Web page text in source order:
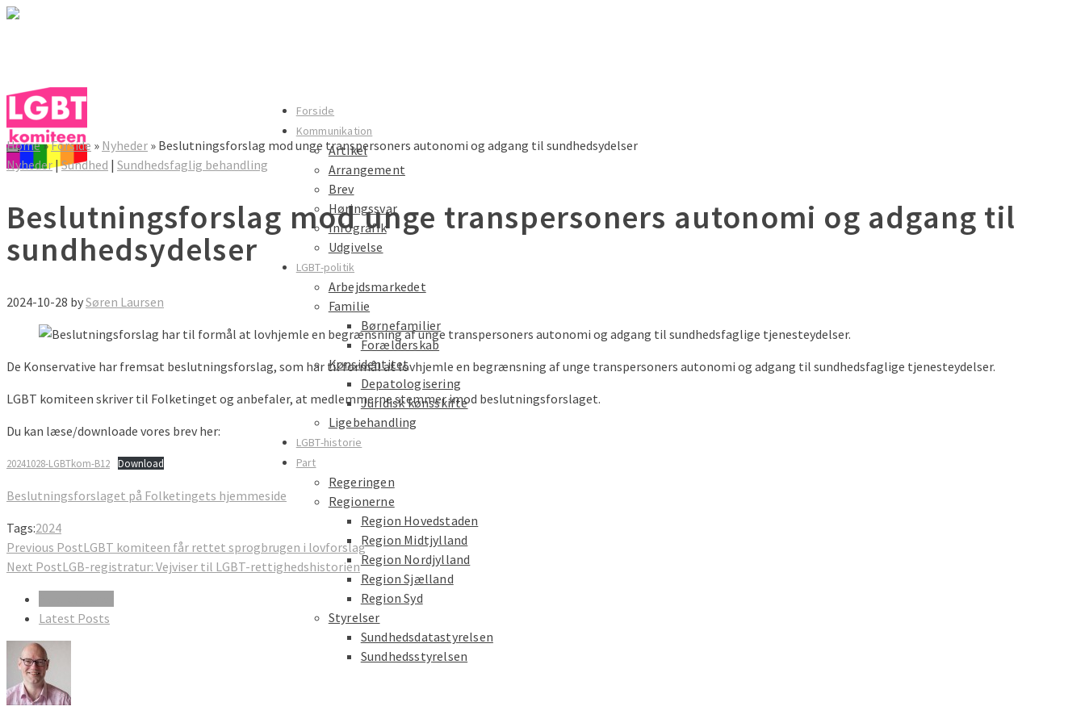
Forside
Kommunikation
Artikel
Arrangement
Brev
Høringssvar
Infografik
Udgivelse
LGBT-politik
Arbejdsmarkedet
Familie
Børnefamilier
Forælderskab
Kønsidentitet
Depatologisering
Juridisk kønsskifte
Ligebehandling
LGBT-historie
Part
Regeringen
Regionerne
Region Hovedstaden
Region Midtjylland
Region Nordjylland
Region Sjælland
Region Syd
Styrelser
Sundhedsdatastyrelsen
Sundhedsstyrelsen
LGBT komiteen
Home»Forside » Nyheder » Beslutningsforslag mod unge transpersoners autonomi og adgang til sundhedsydelser
Nyheder|Sundhed | Sundhedsfaglig behandling
Beslutningsforslag mod unge transpersoners autonomi og adgang til
sundhedsydelser
2024-10-28 bySøren Laursen
De Konservative har fremsat beslutningsforslag, som har til formål at lovhjemle en begrænsning af unge transpersoners autonomi og adgang til sundhedsfaglige tjenesteydelser.
LGBT komiteen skriver til Folketinget og anbefaler, at medlemmerne stemmer imod beslutningsforslaget.
Du kan læse/downloade vores brev her:
20241028-LGBTkom-B12 Download
Beslutningsforslaget på Folketingets hjemmeside
Tags:2024
Previous PostLGBT komiteen får rettet sprogbrugen i lovforslag
Next PostLGB-registratur: Vejviser til LGBT-rettighedshistorien
Latest Posts